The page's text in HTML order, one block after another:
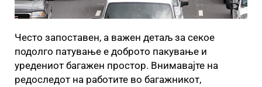
Често запоставен, а важен детаљ за секое
подолго патување е доброто пакување и
уредениот багажен простор. Внимавајте на
редоследот на работите во багажникот,